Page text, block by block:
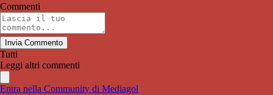
Commenti
Invia Commento
Tutti
Leggi altri commenti
Entra nella Community di Mediagol